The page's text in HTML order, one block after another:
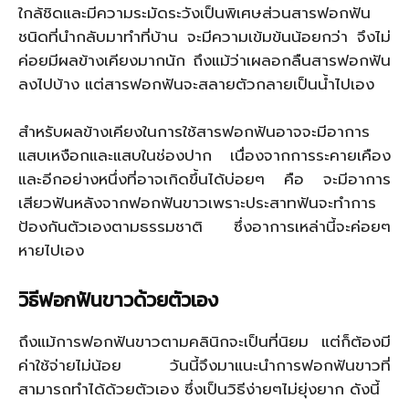
ใกล้ชิดและมีความระมัดระวังเป็นพิเศษส่วนสารฟอกฟัน
ชนิดที่นำกลับมาทำที่บ้าน จะมีความเข้มข้นน้อยกว่า จึงไม่
ค่อยมีผลข้างเคียงมากนัก ถึงแม้ว่าเผลอกลืนสารฟอกฟัน
ลงไปบ้าง แต่สารฟอกฟันจะสลายตัวกลายเป็นน้ำไปเอง
สำหรับผลข้างเคียงในการใช้สารฟอกฟันอาจจะมีอาการ
แสบเหงือกและแสบในช่องปาก เนื่องจากการระคายเคือง
และอีกอย่างหนึ่งที่อาจเกิดขึ้นได้บ่อยๆ คือ จะมีอาการ
เสียวฟันหลังจากฟอกฟันขาวเพราะประสาทฟันจะทำการ
ป้องกันตัวเองตามธรรมชาติ ซึ่งอาการเหล่านี้จะค่อยๆ
หายไปเอง
วิธีฟอกฟันขาวด้วยตัวเอง
ถึงแม้การฟอกฟันขาวตามคลินิกจะเป็นที่นิยม แต่ก็ต้องมี
ค่าใช้จ่ายไม่น้อย วันนี้จึงมาแนะนำการฟอกฟันขาวที่
สามารถทำได้ด้วยตัวเอง ซึ่งเป็นวิธีง่ายๆไม่ยุ่งยาก ดังนี้